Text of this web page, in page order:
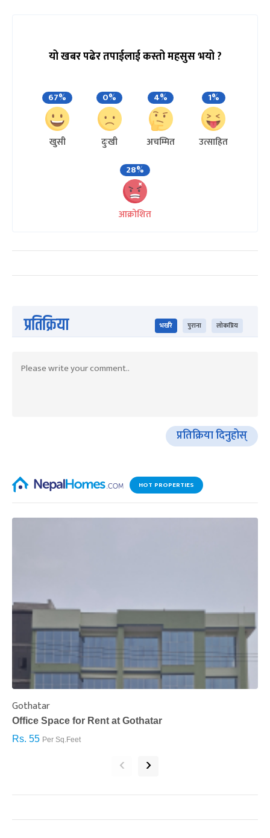
यो खबर पढेर तपाईलाई कस्तो महसुस भयो ?
67%
खुसी
0%
दुःखी
4%
अचम्मित
1%
उत्साहित
28%
आक्रोशित
प्रतिक्रिया भर्खरै पुराना लोकप्रिय
प्रतिक्रिया दिनुहोस्
HOT PROPERTIES
Gothatar
Office Space for Rent at Gothatar
Rs. 55 Per Sq.Feet
‹ ›